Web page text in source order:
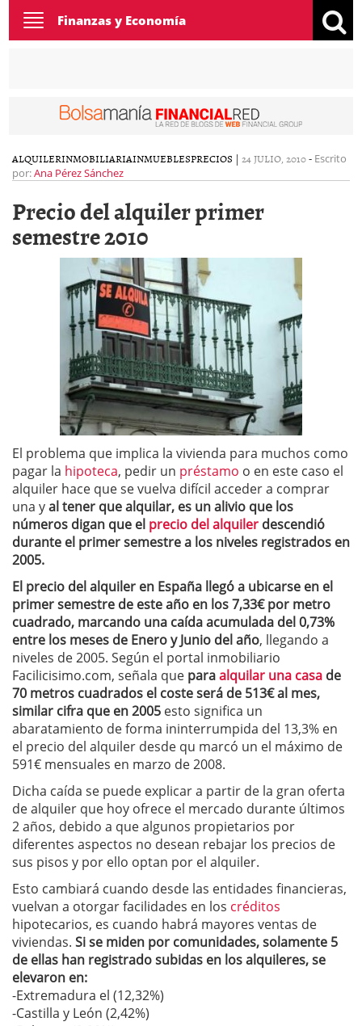
Toggle
navigation
Finanzas y Economía
ALQUILERINMOBILIARIAINMUEBLESPRECIOS | 24 JULIO, 2010- Escrito
por:Ana Pérez Sánchez
Precio del alquiler primer
semestre 2010
El problema que implica la vivienda para muchos como
pagar la hipoteca, pedir un préstamo o en este caso el
alquiler hace que se vuelva difícil acceder a comprar
una yal tener que alquilar, es un alivio que los
números digan que el precio del alquiler descendió
durante el primer semestre a los niveles registrados en
2005.
El precio del alquiler en España llegó a ubicarse en el
primer semestre de este año en los 7,33€ por metro
cuadrado, marcando una caída acumulada del 0,73%
entre los meses de Enero y Junio del año, llegando a
niveles de 2005. Según el portal inmobiliario
Facilicisimo.com, señala que paraalquilar una casa de
70 metros cuadrados el coste será de 513€ al mes,
similar cifra que en 2005 esto significa un
abaratamiento de forma ininterrumpida del 13,3% en
el precio del alquiler desde qu marcó un el máximo de
591€ mensuales en marzo de 2008.
Dicha caída se puede explicar a partir de la gran oferta
de alquiler que hoy ofrece el mercado durante últimos
2 años, debido a que algunos propietarios por
diferentes aspectos no desean rebajar los precios de
sus pisos y por ello optan por el alquiler.
Esto cambiará cuando desde las entidades financieras,
vuelvan a otorgar facilidades en los créditos
hipotecarios, es cuando habrá mayores ventas de
viviendas. Si se miden por comunidades, solamente 5
de ellas han registrado subidas en los alquileres, se
elevaron en:
-Extremadura el (12,32%)
-Castilla y León (2,42%)